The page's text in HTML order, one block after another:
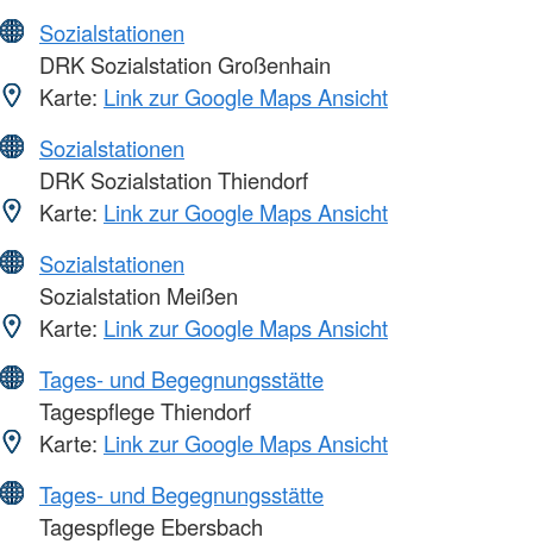
Sozialstationen
DRK Sozialstation Großenhain
Karte: Link zur Google Maps Ansicht
Sozialstationen
DRK Sozialstation Thiendorf
Karte: Link zur Google Maps Ansicht
Sozialstationen
Sozialstation Meißen
Karte: Link zur Google Maps Ansicht
Tages- und Begegnungsstätte
Tagespflege Thiendorf
Karte: Link zur Google Maps Ansicht
Tages- und Begegnungsstätte
Tagespflege Ebersbach